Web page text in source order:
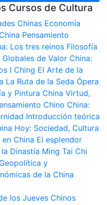
Cursos de Cultura
Chinas Economía
Pensamiento
Los tres reinos Filosofía
Globales de Valor China:
I Ching El Arte de la
La Ruta de la Seda Ópera
y Pintura China Virtud,
Chino China:
Introducción teórica
Hoy: Sociedad, Cultura
China El esplendor
Dinastía Ming Tai Chi
y
de la China
los Jueves Chinos